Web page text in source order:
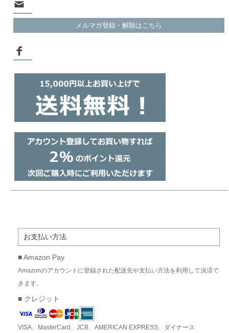
メルマガ登録・解除はこちら
お支払い方法
■ Amazon Pay
Amazonのアカウントに登録された配送先や支払い方法を利用して決済で
きます。
■ クレジット
VISA、MasterCard、JCB、AMERICAN EXPRESS、ダイナース